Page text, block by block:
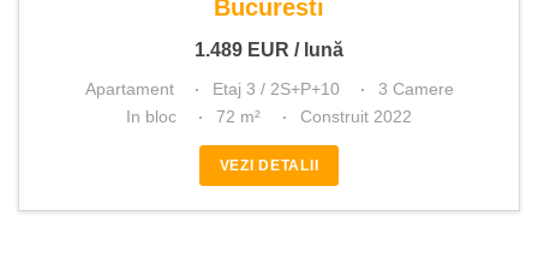
Bucuresti
1.489 EUR / lună
Apartament Etaj 3 / 2S+P+10
3 Camere
In bloc
72 m² Construit 2022
VEZI DETALII